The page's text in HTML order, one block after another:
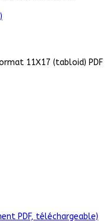
11X17 (tabloid) PDF